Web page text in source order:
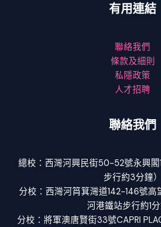
有用連結
聯絡我們
條款及細則
私隱政策
人才招聘
聯絡我們
總校：西灣河興民街50-52號永興閣
步行約3分鐘）
分校：西灣河筲箕灣道142-146號高
河港鐵站步行約1分
分校：將軍澳唐賢街33號CAPRI